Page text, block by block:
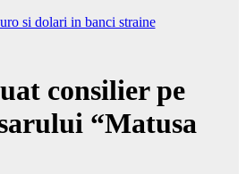
consilier pe
“Matusa